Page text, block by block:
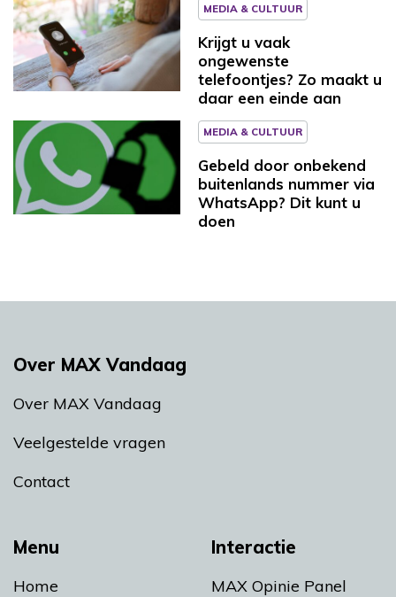
MEDIA & CULTUUR
Krijgt u vaak
ongewenste
telefoontjes? Zo maakt u
daar een einde aan
MEDIA & CULTUUR
Gebeld door onbekend
buitenlands nummer via
WhatsApp? Dit kunt u
doen
Menu
Home
Interactie
MAX Opinie Panel
Over MAX Vandaag
Over MAX Vandaag
Veelgestelde vragen
Contact